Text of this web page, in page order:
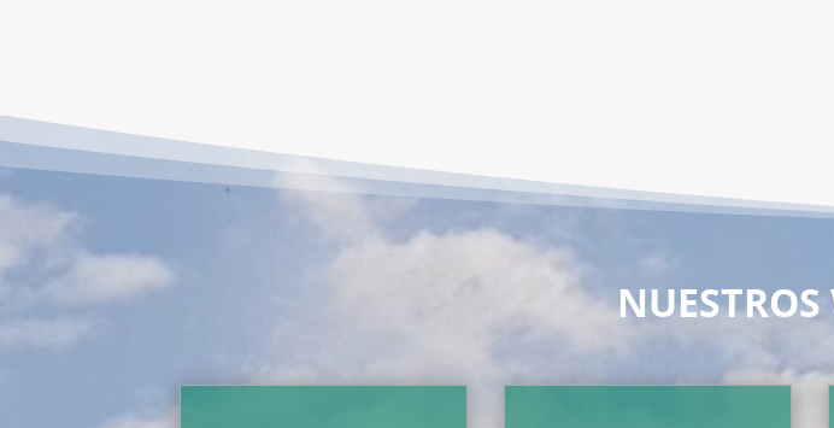
NUESTROS